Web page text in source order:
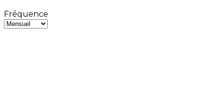
Fréquence